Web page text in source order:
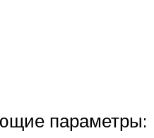
параметры: